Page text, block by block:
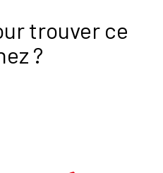
trouver ce
?